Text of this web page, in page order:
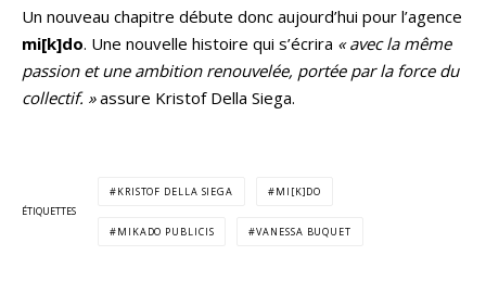
Un nouveau chapitre débute donc aujourd’hui pour l’agence
mi[k]do. Une nouvelle histoire qui s’écrira « avec la même
passion et une ambition renouvelée, portée par la force du
collectif. »assure Kristof Della Siega.
ÉTIQUETTES
KRISTOF DELLA SIEGA MI[K]DO
MIKADO PUBLICIS VANESSA BUQUET